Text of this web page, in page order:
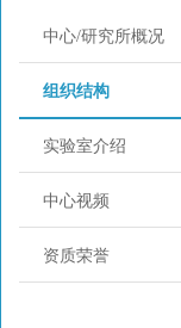
中心/研究所概况
组织结构
实验室介绍
中心视频
资质荣誉